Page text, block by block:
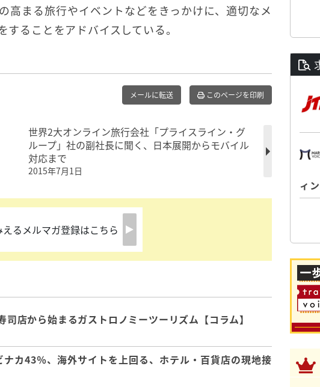
高まる旅行やイベントなどをきっかけに、適切なメ
ることをアドバイスしている。
メールに転送 このページを印刷
世界2大オンライン旅行会社「プライスライン・グ
ループ」社の副社長に聞く、日本展開からモバイル
対応まで
2015年7月1日
るメルマガ登録はこちら
店から始まるガストロノミーツーリズム【コラム】
カ43％、海外サイトを上回る、ホテル・百貨店の現地接
ィ